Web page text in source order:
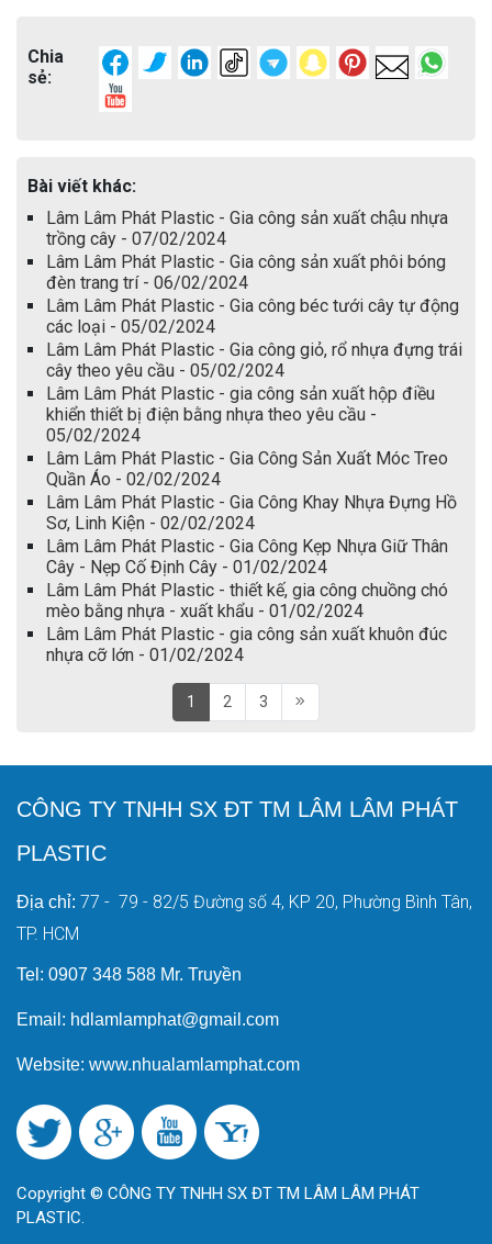
Chia
sẻ:
Bài viết khác:
Lâm Lâm Phát Plastic - Gia công sản xuất chậu nhựa
trồng cây - 07/02/2024
Lâm Lâm Phát Plastic - Gia công sản xuất phôi bóng
đèn trang trí - 06/02/2024
Lâm Lâm Phát Plastic - Gia công béc tưới cây tự động
các loại - 05/02/2024
Lâm Lâm Phát Plastic - Gia công giỏ, rổ nhựa đựng trái
cây theo yêu cầu - 05/02/2024
Lâm Lâm Phát Plastic - gia công sản xuất hộp điều
khiển thiết bị điện bằng nhựa theo yêu cầu -
05/02/2024
Lâm Lâm Phát Plastic - Gia Công Sản Xuất Móc Treo
Quần Áo - 02/02/2024
Lâm Lâm Phát Plastic - Gia Công Khay Nhựa Đựng Hồ
Sơ, Linh Kiện - 02/02/2024
Lâm Lâm Phát Plastic - Gia Công Kẹp Nhựa Giữ Thân
Cây - Nẹp Cố Định Cây - 01/02/2024
Lâm Lâm Phát Plastic - thiết kế, gia công chuồng chó
mèo bằng nhựa - xuất khẩu - 01/02/2024
Lâm Lâm Phát Plastic - gia công sản xuất khuôn đúc
nhựa cỡ lớn - 01/02/2024
1 2 3
CÔNG TY TNHH SX ĐT TM LÂM LÂM PHÁT
PLASTIC
Địa chỉ: 77 - 79 - 82/5 Đường số 4, KP 20, Phường Bình Tân,
TP. HCM
Tel: 0907 348 588 Mr. Truyền
Email: hdlamlamphat@gmail.com
Website: www.nhualamlamphat.com
Copyright © CÔNG TY TNHH SX ĐT TM LÂM LÂM PHÁT
PLASTIC.